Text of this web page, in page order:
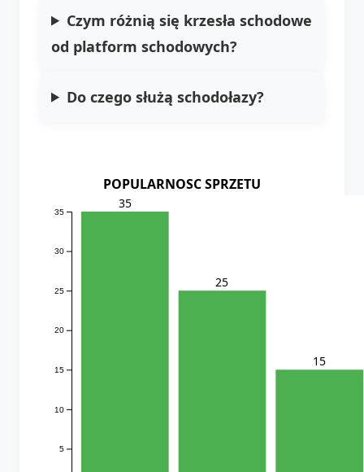
Czym różnią się krzesła schodowe
od platform schodowych?
Do czego służą schodołazy?
POPULARNOSC SPRZETU
5
10
15
20
25
30
35
35
25
15